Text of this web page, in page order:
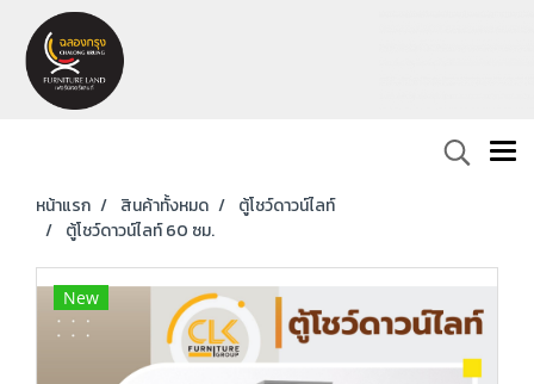
หน้าแรก สินค้าทั้งหมด
ตู้โชว์ดาวน์ไลท์
ตู้โชว์ดาวน์ไลท์ 60 ซม.
New